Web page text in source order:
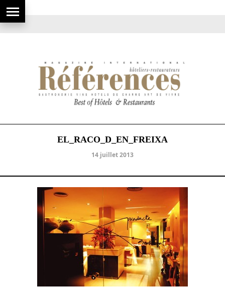
EL_RACO_D_EN_FREIXA
14 juillet 2013